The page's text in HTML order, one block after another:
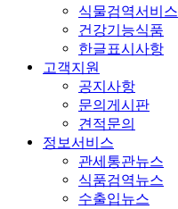
식물검역서비스
건강기능식품
한글표시사항
고객지원
공지사항
문의게시판
견적문의
정보서비스
관세통관뉴스
식품검역뉴스
수출입뉴스